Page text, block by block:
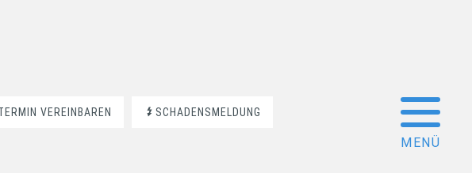
VEREINBAREN SCHADENSMELDUNG